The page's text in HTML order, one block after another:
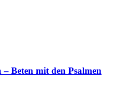
– Beten mit den Psalmen